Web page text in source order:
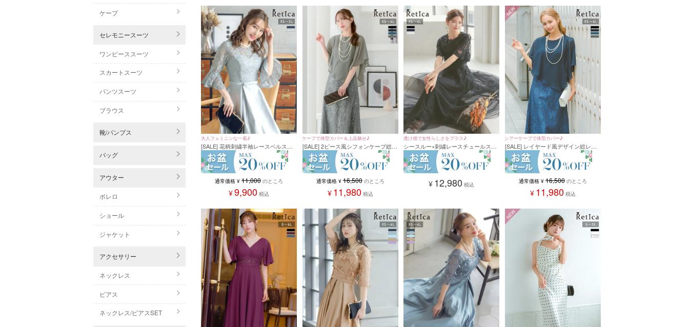
ケープ
セレモニースーツ
ワンピーススーツ
スカートスーツ
パンツスーツ
ブラウス
靴/パンプス
バッグ
アウター
ボレロ
ショール
ジャケット
アクセサリー
ネックレス
ピアス
ネックレス/ピアスSET
大人フェミニンな一着♪
[SALE] 花柄刺繍半袖レースベルスリ
ーブサテンフレアスカートパーティー
ドレス 結婚式 大きいサイズ (XSサイ
ズ～3Lサイズ)
通常価格 ¥ 11,000 のところ
¥9,900 税込
ケープで体型カバー＆上品魅せ♪
[SALE] 2ピース風シフォンケープ総レ
ースロング丈パーティードレス(XSサ
イズ～4Lサイズ)
通常価格 ¥ 16,500 のところ
¥ 11,980 税込
透け感で女性らしさをプラス♪
シースルー×刺繍レースチュールスカ
ートロング丈ワンピースパーティード
レス (XSサイズ～4Lサイズ)
¥ 12,980 税込
シアーケープで体型カバー♪
[SALE] レイヤード風デザイン総レー
スロング丈パーティードレス (XSサイ
ズ～4Lサイズ)
NEW
通常価格 ¥ 16,500 のところ
¥ 11,980 税込
NEW